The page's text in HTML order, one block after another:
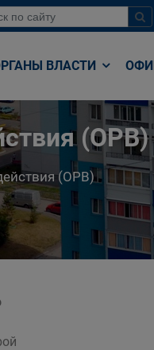
ВЛАСТИ
(ОРВ)
(ОРВ)